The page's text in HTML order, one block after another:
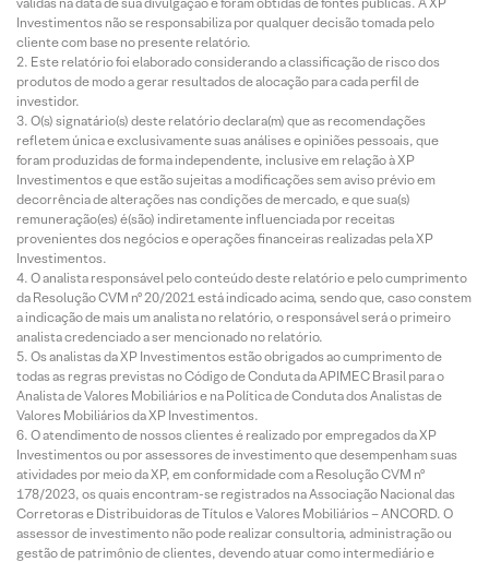
Investimentos não se responsabiliza por qualquer decisão tomada pelo
cliente com base no presente relatório.
Este relatório foi elaborado considerando a classificação de risco dos
produtos de modo a gerar resultados de alocação para cada perfil de
investidor.
O(s) signatário(s) deste relatório declara(m) que as recomendações
refletem única e exclusivamente suas análises e opiniões pessoais, que
foram produzidas de forma independente, inclusive em relação à XP
Investimentos e que estão sujeitas a modificações sem aviso prévio em
decorrência de alterações nas condições de mercado, e que sua(s)
remuneração(es) é(são) indiretamente influenciada por receitas
provenientes dos negócios e operações financeiras realizadas pela XP
Investimentos.
O analista responsável pelo conteúdo deste relatório e pelo cumprimento
da Resolução CVM nº 20/2021 está indicado acima, sendo que, caso constem
a indicação de mais um analista no relatório, o responsável será o primeiro
analista credenciado a ser mencionado no relatório.
Os analistas da XP Investimentos estão obrigados ao cumprimento de
todas as regras previstas no Código de Conduta da APIMEC Brasil para o
Analista de Valores Mobiliários e na Política de Conduta dos Analistas de
Valores Mobiliários da XP Investimentos.
O atendimento de nossos clientes é realizado por empregados da XP
Investimentos ou por assessores de investimento que desempenham suas
atividades por meio da XP, em conformidade com a Resolução CVM nº
178/2023, os quais encontram-se registrados na Associação Nacional das
Corretoras e Distribuidoras de Títulos e Valores Mobiliários – ANCORD. O
assessor de investimento não pode realizar consultoria, administração ou
gestão de patrimônio de clientes, devendo atuar como intermediário e